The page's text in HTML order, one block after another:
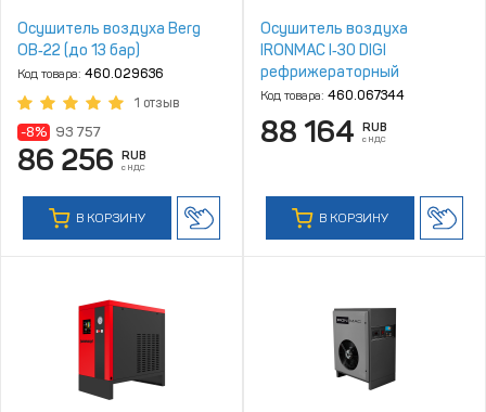
Осушитель воздуха Berg
ОВ‑22 (до 13 бар)
Код товара: 460.029636
1 отзыв
-8% 93 757
86 256 RUB
с НДС
В КОРЗИНУ
Осушитель воздуха
IRONMAC I‑30 DIGI
рефрижераторный
Код товара: 460.067344
88 164 RUB
с НДС
В КОРЗИНУ